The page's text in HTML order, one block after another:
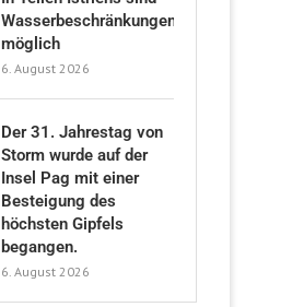
Wasserbeschränkungen
möglich
6. August 2026
Der 31. Jahrestag von
Storm wurde auf der
Insel Pag mit einer
Besteigung des
höchsten Gipfels
begangen.
6. August 2026